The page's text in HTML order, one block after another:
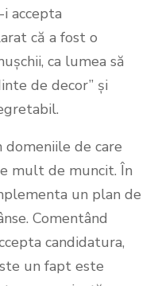
accepta
că a fost o
ca lumea să
de decor” și
domeniile de care
mult de muncit. În
un plan de
Comentând
candidatura,
un fapt este